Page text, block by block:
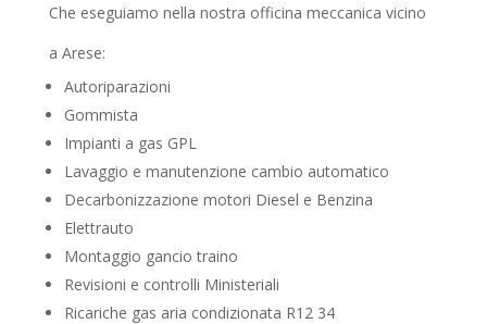
Che eseguiamo nella nostra officina meccanica vicino
a Arese:
Autoriparazioni
Gommista
Impianti a gas GPL
Lavaggio e manutenzione cambio automatico
Decarbonizzazione motori Diesel e Benzina
Elettrauto
Montaggio gancio traino
Revisioni e controlli Ministeriali
Ricariche gas aria condizionata R12 34